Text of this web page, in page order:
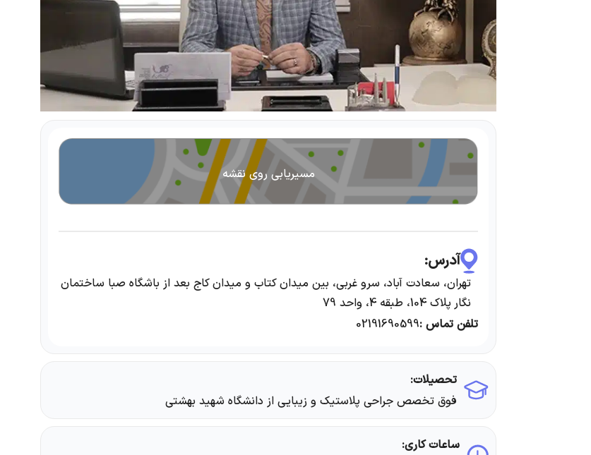
مسیریابی روی نقشه
آدرس:
تهران، سعادت آباد، سرو غربی، بین میدان کتاب و میدان کاج بعد از باشگاه صبا ساختمان
نگار پلاک 104، طبقه 4، واحد 79
تلفن تماس :02191690599
تحصیلات:
فوق تخصص جراحی پلاستیک‌ و زیبایی از دانشگاه شهید بهشتی
ساعات کاری: